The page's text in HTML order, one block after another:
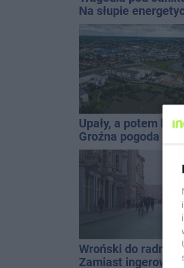
Na słupie
znaleziono ciało
mężczyzny
Upały, a potem
Groźna pogoda nad
naszym regionem
Wroński do
Zamiast ingerować